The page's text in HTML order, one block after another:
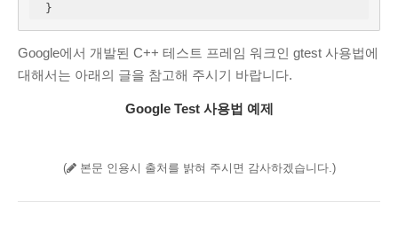
}
Google에서 개발된 C++ 테스트 프레임 워크인 gtest 사용법에
대해서는 아래의 글을 참고해 주시기 바랍니다.
Google Test 사용법 예제
( 본문 인용시 출처를 밝혀 주시면 감사하겠습니다.)